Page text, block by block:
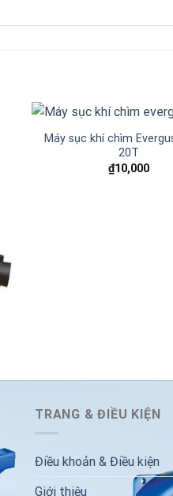
Máy sục khí chìm
20T
₫10,000
TRANG & ĐIỀU KIỆN
Điều khoản & Điều kiện
Giới thiệu